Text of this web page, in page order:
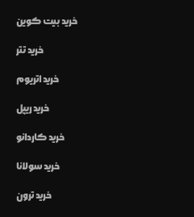
خرید بیت کوین
خرید تتر
خرید اتریوم
خرید ریپل
خرید کاردانو
خرید سولانا
خرید ترون